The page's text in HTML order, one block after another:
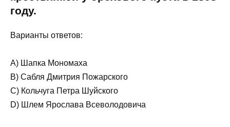
году.
Варианты ответов:
A) Шапка Мономаха
B) Сабля Дмитрия Пожарского
C) Кольчуга Петра Шуйского
D) Шлем Ярослава Всеволодовича